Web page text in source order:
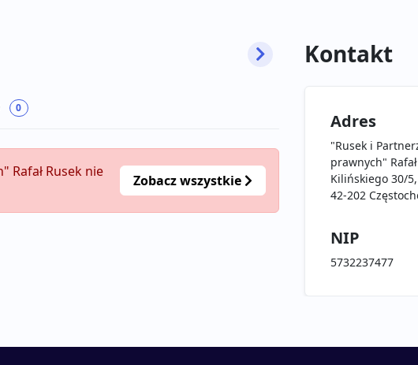
0
Rafał Rusek nie
Zobacz wszystkie
Kontakt
Adres
"Rusek i
prawnych"
Kilińskiego 30/5,
42-202
NIP
5732237477